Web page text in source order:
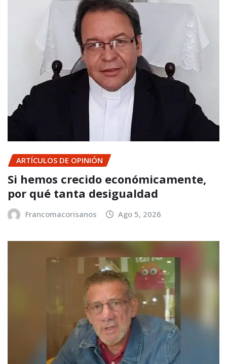
ARTÍCULOS DE OPINIÓN
Si hemos crecido económicamente,
por qué tanta desigualdad
Francomacorisanos Ago 5, 2026